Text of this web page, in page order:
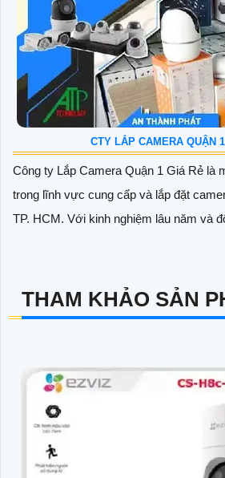
CTY LẮP CAMERA QUẬN
Công ty Lắp Camera Quận 1 Giá Rẻ là
trong lĩnh vực cung cấp và lắp đặt
TP. HCM. Với kinh nghiệm lâu năm và
THAM KHẢO SẢN